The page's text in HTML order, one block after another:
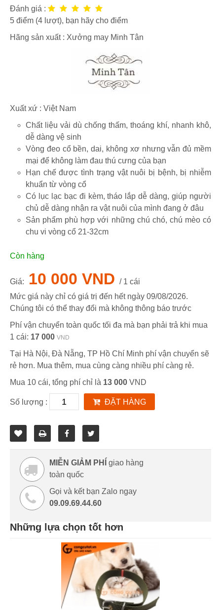
Đánh giá :
5 điểm (4 lượt), bạn hãy cho điểm
Hãng sản xuất : Xưởng may Minh Tân
Xuất xứ : Việt Nam
Chất liệu vải dù chống thấm, thoáng khí, nhanh khô,
dễ dàng vệ sinh
Vòng đeo cổ bền, dai, không xơ nhưng vẫn đủ mềm
mại để không làm đau thú cưng của bạn
Hạn chế được tình trạng vật nuôi bị bệnh, bị nhiễm
khuẩn từ vòng cổ
Có lục lạc bạc đi kèm, tháo lắp dễ dàng, giúp người
chủ dễ dàng nhận ra vật nuôi của mình đang ở đâu
Sản phẩm phù hợp với những chú chó, chú mèo có
chu vi vòng cổ 21-32cm
Còn hàng
Giá: 10 000 VND / 1 cái
Mức giá này chỉ có giá trị đến hết ngày 09/08/2026.
Chúng tôi có thể thay đổi mà không thông báo trước
Phí vận chuyển toàn quốc tối đa mà bạn phải trả khi mua
1 cái: 17 000 VND
Tại Hà Nội, Đà Nẵng, TP Hồ Chí Minh phí vận chuyển sẽ
rẻ hơn. Mua thêm, mua cùng càng nhiều phí càng rẻ.
Mua 10 cái, tổng phí chỉ là 13 000 VND
Số lượng : ĐẶT HÀNG
MIỄN GIẢM PHÍ
giao hàng
toàn quốc
Gọi và kết bạn Zalo ngay
09.09.69.44.60
Những lựa chọn tốt hơn